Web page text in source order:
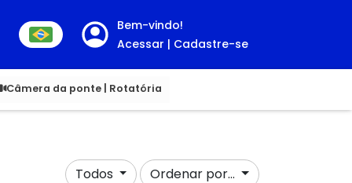
Bem-vindo!
Acessar | Cadastre-se
Câmera da ponte | Rotatória
Todos Ordenar por...